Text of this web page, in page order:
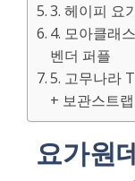
3. 헤이피 요
4. 모아클래
벤더 퍼플
5. 고무나라
+ 보관스트
요가원